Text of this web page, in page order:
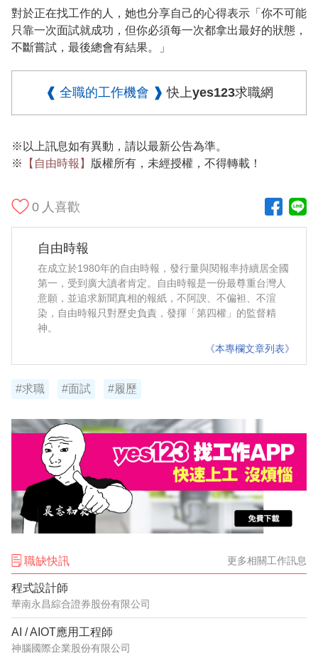
對於正在找工作的人，她也分享自己的心得表示「你不可能
只靠一次面試就成功，但你必須每一次都拿出最好的狀態，
不斷嘗試，最後總會有結果。」
❰ 全職的工作機會 ❱ 快上yes123求職網
※以上訊息如有異動，請以最新公告為準。
※
【自由時報】 版權所有，未經授權，不得轉載！
0 人喜歡
自由時報
在成立於1980年的自由時報，發行量與閱報率持續居全國
第一，受到廣大讀者肯定。自由時報是一份最尊重台灣人
意願，並追求新聞真相的報紙，不阿諛、不偏袒、不渲
染，自由時報只對歷史負責，發揮「第四權」的監督精
神。
《本專欄文章列表》
#求職 #面試 #履歷
職缺快訊 更多相關工作訊息
程式設計師
華南永昌綜合證券股份有限公司
AI / AIOT應用工程師
神腦國際企業股份有限公司